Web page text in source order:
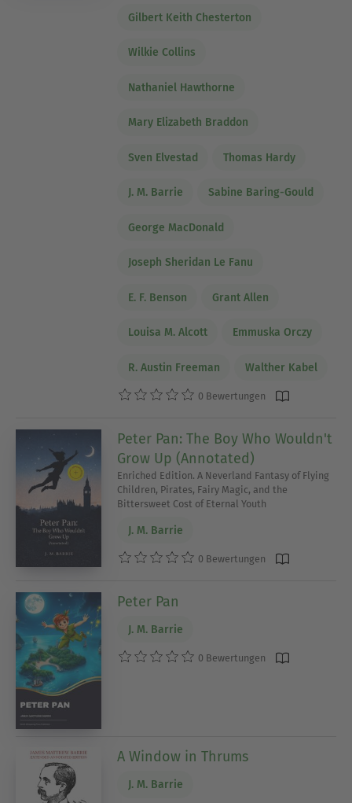
Gilbert Keith Chesterton
Wilkie Collins
Nathaniel Hawthorne
Mary Elizabeth Braddon
Sven Elvestad Thomas Hardy
J. M. Barrie Sabine Baring-Gould
George MacDonald
Joseph Sheridan Le Fanu
E. F. Benson Grant Allen
Louisa M. Alcott Emmuska Orczy
R. Austin Freeman Walther Kabel
0 Bewertungen
Peter Pan: The Boy Who Wouldn't
Grow Up (Annotated)
Enriched Edition. A Neverland Fantasy of Flying
Children, Pirates, Fairy Magic, and the
Bittersweet Cost of Eternal Youth
J. M. Barrie
0 Bewertungen
Peter Pan
J. M. Barrie
0 Bewertungen
A Window in Thrums
J. M. Barrie